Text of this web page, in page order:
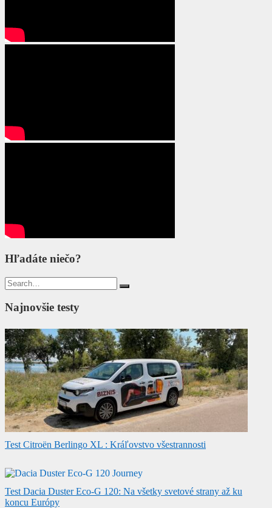
Hľadáte niečo?
Search
for:
Najnovšie testy
Test Citroën Berlingo XL : Kráľovstvo všestrannosti
Test Dacia Duster Eco-G 120: Na všetky svetové strany až ku
koncu Európy